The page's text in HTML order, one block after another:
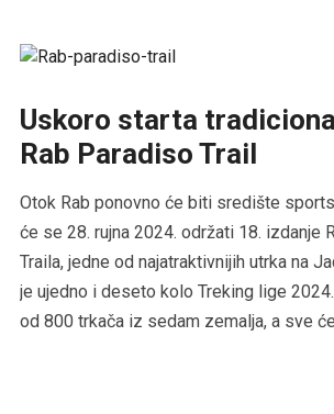
Uskoro starta
Rab Paradiso Trail
Otok Rab ponovno će biti središte
će se 28. rujna 2024. održati 18. izdanje
Traila, jedne od najatraktivnijih utrka na
je ujedno i deseto kolo Treking lige
od 800 trkača iz sedam zemalja, a sve